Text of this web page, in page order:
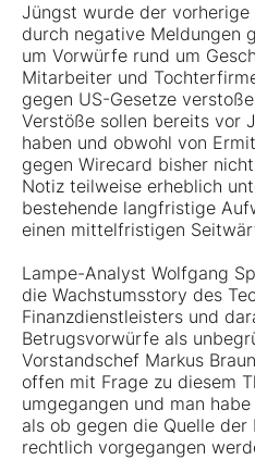
Jüngst wurde der vorherige
durch negative Meldungen
um Vorwürfe rund um
Mitarbeiter und
gegen US-Gesetze
Verstöße sollen bereits vor
haben und obwohl von
gegen Wirecard bisher
Notiz teilweise erheblich
bestehende langfristige
einen mittelfristigen
Lampe-Analyst Wolfgang
die Wachstumsstory des
Finanzdienstleisters und
Betrugsvorwürfe als
Vorstandschef Markus
offen mit Frage zu diesem
umgegangen und man
als ob gegen die Quelle der
rechtlich vorgegangen